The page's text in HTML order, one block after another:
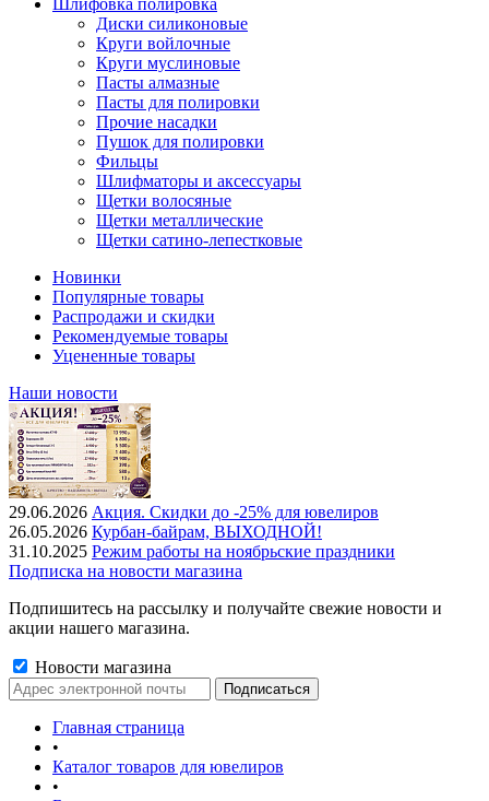
Шлифовка полировка
Диски силиконовые
Круги войлочные
Круги муслиновые
Пасты алмазные
Пасты для полировки
Прочие насадки
Пушок для полировки
Фильцы
Шлифматоры и аксессуары
Щетки волосяные
Щетки металлические
Щетки сатино-лепестковые
Новинки
Популярные товары
Распродажи и скидки
Рекомендуемые товары
Уцененные товары
Наши новости
29.06.2026 Акция. Скидки до -25% для ювелиров
26.05.2026 Курбан-байрам, ВЫХОДНОЙ!
31.10.2025 Режим работы на ноябрьские праздники
Подписка на новости магазина
Подпишитесь на рассылку и получайте свежие новости и
акции нашего магазина.
Новости магазина
Главная страница
•
Каталог товаров для ювелиров
•